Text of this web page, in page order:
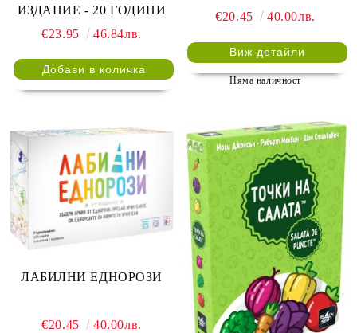
ИЗДАНИЕ - 20 ГОДИНИ
€23.95
46.84лв.
€20.45
40.00лв.
Виж детайли
Няма наличност
ЛАБИЛНИ ЕДНОРОЗИ
€20.45 40.00лв.